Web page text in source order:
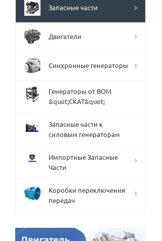
Запасные части
Двигатели
Синхронные генераторы
Генераторы от ВОМ
&quot;СКАТ&quot;
Запасные части к
силовым генераторам
Импортные Запасные
Части
Коробки переключения
передач